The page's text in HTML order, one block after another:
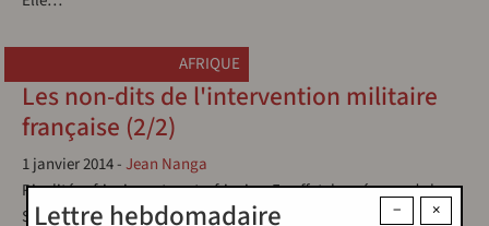
AFRIQUE
Les non-dits de l'intervention militaire
française (2/2)
1 janvier 2014-Jean Nanga
Rivalités africaines et centrafricainesEn effet, la présence de la
SANDF en Centrafrique (abritant le siège de la CEMAC) au nom de
×
−
Lettre hebdomadaire